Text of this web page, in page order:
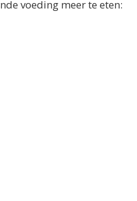
voeding meer te eten: